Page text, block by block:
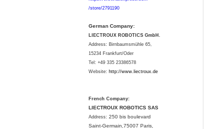
/store/2791190
German Company:
LIECTROUX ROBOTICS GmbH.
Address: Birnbaumsmühle 65,
15234 Frankfurt/Oder
Tel: +49 335 23386578
Website: http://www.liectroux.de
French Company:
LIECTROUX ROBOTICS SAS
Address: 250 bis boulevard
Saint-Germain,75007 Paris,